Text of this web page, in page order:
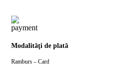
Modalităţi de plată
Ramburs – Card